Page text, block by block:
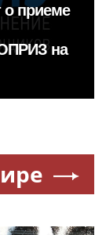
о приеме
на